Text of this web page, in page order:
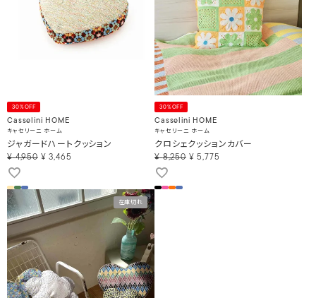
30%OFF
Casselini HOME
キャセリーニ ホーム
ジャガードハートクッション
¥ 4,950 ¥ 3,465
30%OFF
Casselini HOME
キャセリーニ ホーム
クロシェクッションカバー
¥ 8,250 ¥ 5,775
在庫切れ